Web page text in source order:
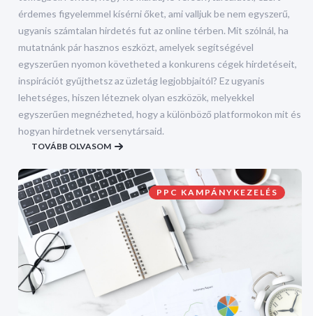
érdemes figyelemmel kísérni őket, ami valljuk be nem egyszerű,
ugyanis számtalan hirdetés fut az online térben. Mit szólnál, ha
mutatnánk pár hasznos eszközt, amelyek segítségével
egyszerűen nyomon követheted a konkurens cégek hirdetéseit,
inspirációt gyűjthetsz az üzletág legjobbjaitól? Ez ugyanis
lehetséges, hiszen léteznek olyan eszközök, melyekkel
egyszerűen megnézheted, hogy a különböző platformokon mit és
hogyan hirdetnek versenytársaid.
TOVÁBB OLVASOM
PPC KAMPÁNYKEZELÉS